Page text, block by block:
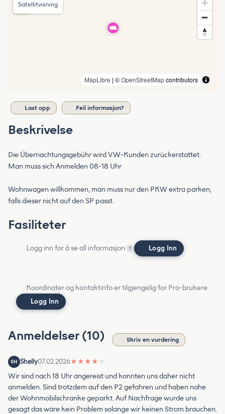
MapLibre | ©OpenStreetMapcontributors
Satellitvisning
Last opp Feil informasjon?
Beskrivelse
Die Übernachtungsgebühr wird VW-Kunden zurückerstattet.
Man muss sich Anmelden 08-18 Uhr
Wohnwagen willkommen, man muss nur den PKW extra parken,
falls dieser nicht auf den SP passt.
Fasiliteter
Logg inn for å se all informasjon ? Logg Inn
Koordinater og kontaktinfo er tilgjengelig for Pro-brukere.
Logg Inn
Anmeldelser (10) Skriv en vurdering
SH Shelly07.02.2026★ ★ ★ ★ ★
Wir sind nach 18 Uhr angereist und konnten uns daher nicht
anmelden. Sind trotzdem auf den P2 gefahren und haben nahe
der Wohnmobilschranke geparkt. Auf Nachfrage wurde uns
gesagt das wäre kein Problem solange wir keinen Strom brauchen.